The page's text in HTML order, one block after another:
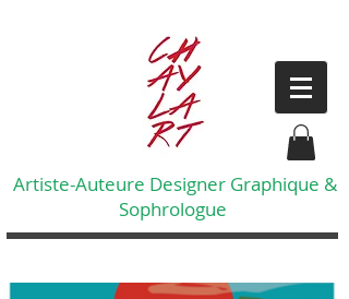
Artiste-Auteure Designer Graphique &
Sophrologue